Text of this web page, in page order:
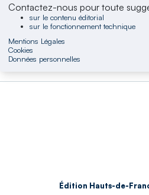
Contactez-nous pour toute
sur le contenu éditorial
sur le fonctionnement technique
Mentions Légales
Cookies
Données personnelles
Édition Hauts-de-